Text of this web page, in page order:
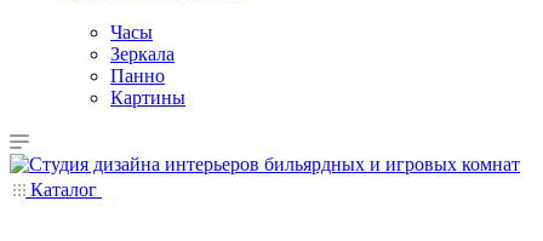
Часы
Зеркала
Панно
Картины
Каталог